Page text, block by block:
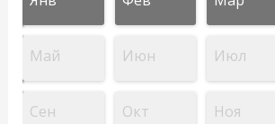
Май Июн Июл
Сен Окт Ноя